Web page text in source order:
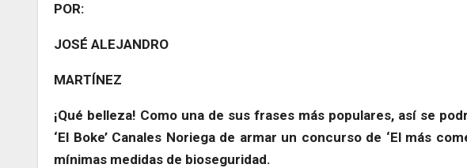
POR:
JOSÉ ALEJANDRO
MARTÍNEZ
¡Qué belleza! Como una de sus frases más populares, así se
‘El Boke’ Canales Noriega de armar un concurso de ‘El más
mínimas medidas de bioseguridad.